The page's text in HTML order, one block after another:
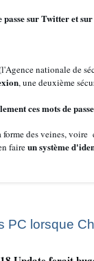
sur Twitter et
nationale de
, une deuxième
ces mots de passe
forme des veines,
faireun système
PC lorsque